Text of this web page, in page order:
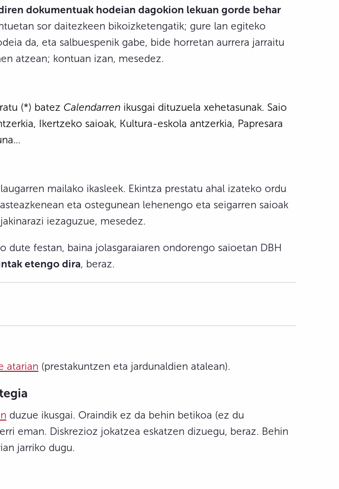
dokumentuak hodeian dagokion lekuan gorde behar
sor daitezkeen bikoizketengatik; gure lan egiteko
da, eta salbuespenik gabe, bide horretan aurrera jarraitu
atzean; kontuan izan, mesedez.
(*) batez Calendarren ikusgai dituzuela xehetasunak. Saio
Ikertzeko saioak, Kultura-eskola antzerkia, Papresara
mailako ikasleek. Ekintza prestatu ahal izateko ordu
eta ostegunean lehenengo eta seigarren saioak
iezaguzue, mesedez.
dute festan, baina jolasgaraiaren ondorengo saioetan DBH
etengo dira, beraz.
atarian (prestakuntzen eta jardunaldien atalean).
duzue ikusgai. Oraindik ez da behin betikoa (ez du
eman. Diskrezioz jokatzea eskatzen dizuegu, beraz. Behin
jarriko dugu.